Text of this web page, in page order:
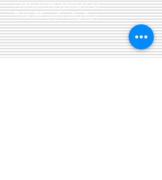
L'Atelier 13, phil&co srl
TVA: BE0461 089 894